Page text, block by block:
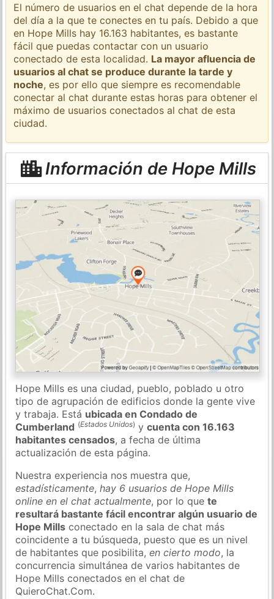
El número de usuarios en el chat depende de la hora
del día a la que te conectes en tu país. Debido a que
en Hope Mills hay 16.163 habitantes, es bastante
fácil que puedas contactar con un usuario
conectado de esta localidad. La mayor afluencia de
usuarios al chat se produce durante la tarde y
noche, es por ello que siempre es recomendable
conectar al chat durante estas horas para obtener el
máximo de usuarios conectados al chat de esta
ciudad.
Información de Hope Mills
Hope Mills es una ciudad, pueblo, poblado u otro
tipo de agrupación de edificios donde la gente vive
y trabaja. Está ubicada en Condado de
Cumberland (Estados Unidos) ycuenta con 16.163
habitantes censados, a fecha de última
actualización de esta página.
Nuestra experiencia nos muestra que,
estadísticamente,hay 6 usuarios de Hope Mills
online en el chat actualmente, por lo quete
resultará bastante fácil encontrar algún usuario de
Hope Mills conectado en la sala de chat más
coincidente a tu búsqueda, puesto que es un nivel
de habitantes que posibilita,en cierto modo, la
concurrencia simultánea de varios habitantes de
Hope Mills conectados en el chat de
QuieroChat.Com.